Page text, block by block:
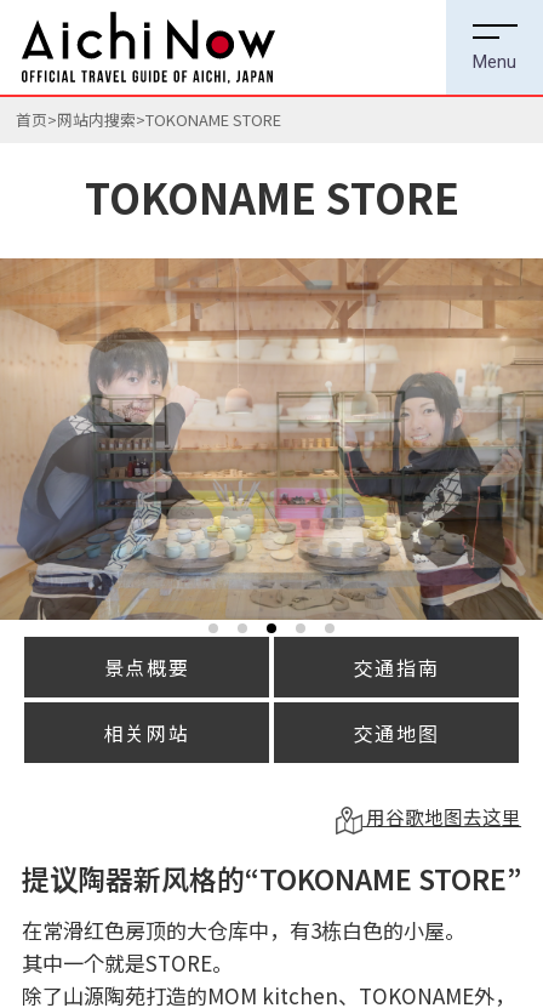
首页 网站内搜索 TOKONAME STORE
TOKONAME STORE
景点概要 交通指南
相关网站 交通地图
用谷歌地图去这里
提议陶器新风格的“TOKONAME STORE”
在常滑红色房顶的大仓库中，有3栋白色的小屋。
其中一个就是STORE。
除了山源陶苑打造的MOM kitchen、TOKONAME外，